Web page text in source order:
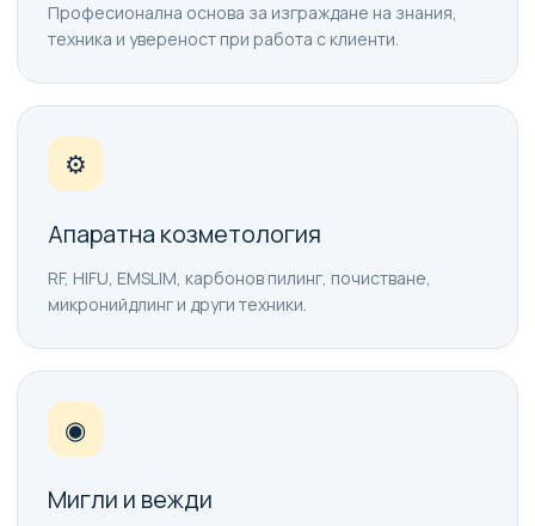
Професионална основа за изграждане на знания,
техника и увереност при работа с клиенти.
⚙
Апаратна козметология
RF, HIFU, EMSLIM, карбонов пилинг, почистване,
микронийдлинг и други техники.
◉
Мигли и вежди